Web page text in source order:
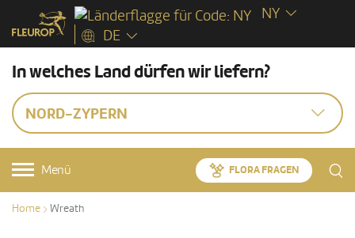
NY
DE
In welches Land dürfen wir liefern?
NORD-ZYPERN
Menü FLORA FRAGEN
Home Wreath